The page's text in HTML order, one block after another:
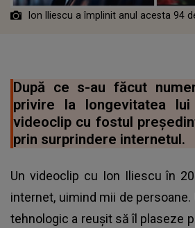
Ion Iliescu a împlinit anul acesta 94
După ce s-au făcut
privire la longevitatea
videoclip cu fostul
prin surprindere internetul.
Un videoclip cu Ion Iliescu în
internet, uimind mii de
tehnologic a reușit să îl plaseze